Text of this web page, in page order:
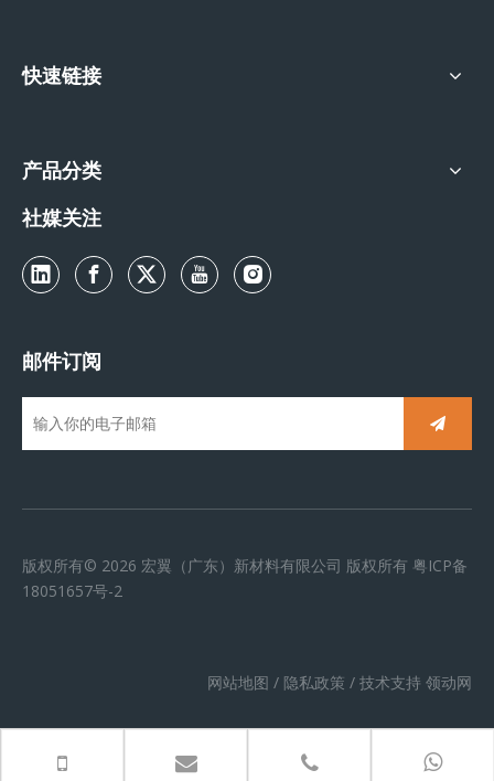
快速链接
产品分类
社媒关注
邮件订阅
版权所有© 2026 宏翼（广东）新材料有限公司 版权所有 粤ICP备
18051657号-2
网站地图 / 隐私政策 / 技术支持 领动网